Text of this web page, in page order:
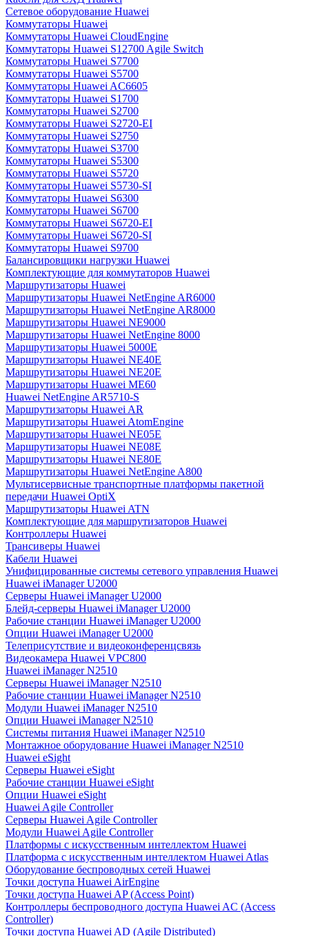
Сетевое оборудование Huawei
Коммутаторы Huawei
Коммутаторы Huawei CloudEngine
Коммутаторы Huawei S12700 Agile Switch
Коммутаторы Huawei S7700
Коммутаторы Huawei S5700
Коммутаторы Huawei AC6605
Коммутаторы Huawei S1700
Коммутаторы Huawei S2700
Коммутаторы Huawei S2720-EI
Коммутаторы Huawei S2750
Коммутаторы Huawei S3700
Коммутаторы Huawei S5300
Коммутаторы Huawei S5720
Коммутаторы Huawei S5730-SI
Коммутаторы Huawei S6300
Коммутаторы Huawei S6700
Коммутаторы Huawei S6720-EI
Коммутаторы Huawei S6720-SI
Коммутаторы Huawei S9700
Балансировщики нагрузки Huawei
Комплектующие для коммутаторов Huawei
Маршрутизаторы Huawei
Маршрутизаторы Huawei NetEngine AR6000
Маршрутизаторы Huawei NetEngine AR8000
Маршрутизаторы Huawei NE9000
Маршрутизаторы Huawei NetEngine 8000
Маршрутизаторы Huawei 5000E
Маршрутизаторы Huawei NE40E
Маршрутизаторы Huawei NE20E
Маршрутизаторы Huawei ME60
Huawei NetEngine AR5710-S
Маршрутизаторы Huawei AR
Маршрутизаторы Huawei AtomEngine
Маршрутизаторы Huawei NE05E
Маршрутизаторы Huawei NE08E
Маршрутизаторы Huawei NE80E
Маршрутизаторы Huawei NetEngine A800
Мультисервисные транспортные платформы пакетной
передачи Huawei OptiX
Маршрутизаторы Huawei ATN
Комплектующие для маршрутизаторов Huawei
Контроллеры Huawei
Трансиверы Huawei
Кабели Huawei
Унифицированные системы сетевого управления Huawei
Huawei iManager U2000
Серверы Huawei iManager U2000
Блейд-серверы Huawei iManager U2000
Рабочие станции Huawei iManager U2000
Опции Huawei iManager U2000
Телеприсутствие и видеоконференцсвязь
Видеокамера Huawei VPC800
Huawei iManager N2510
Серверы Huawei iManager N2510
Рабочие станции Huawei iManager N2510
Модули Huawei iManager N2510
Опции Huawei iManager N2510
Системы питания Huawei iManager N2510
Монтажное оборудование Huawei iManager N2510
Huawei eSight
Серверы Huawei eSight
Рабочие станции Huawei eSight
Опции Huawei eSight
Huawei Agile Controller
Серверы Huawei Agile Controller
Модули Huawei Agile Controller
Платформы с искусственным интеллектом Huawei
Платформа с искусственным интеллектом Huawei Atlas
Оборудование беспроводных сетей Huawei
Точки доступа Huawei AirEngine
Точки доступа Huawei AP (Access Point)
Контроллеры беспроводного доступа Huawei AC (Access
Controller)
Точки доступа Huawei AD (Agile Distributed)